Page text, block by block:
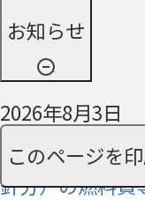
お知らせ
2026年8月3日
【J:COMでん
針分）の燃料費
このページを